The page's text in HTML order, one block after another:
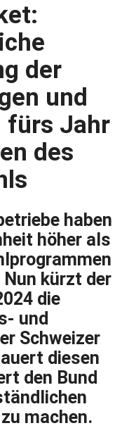
der
und
fürs Jahr
des
haben
höher als
kürzt der
die
und
Schweizer
diesen
den Bund
machen.